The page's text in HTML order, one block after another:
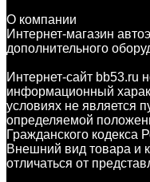
О компании
Интернет-магазин
дополнительного
Интернет-сайт bb53.ru
информационный
условиях не является
определяемой
Гражданского кодекса
Внешний вид товара и
отличаться от